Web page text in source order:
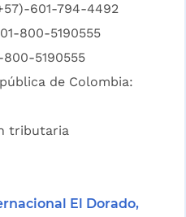
601-794-4492
800-5190555
5190555
de Colombia:
tributaria
El Dorado,